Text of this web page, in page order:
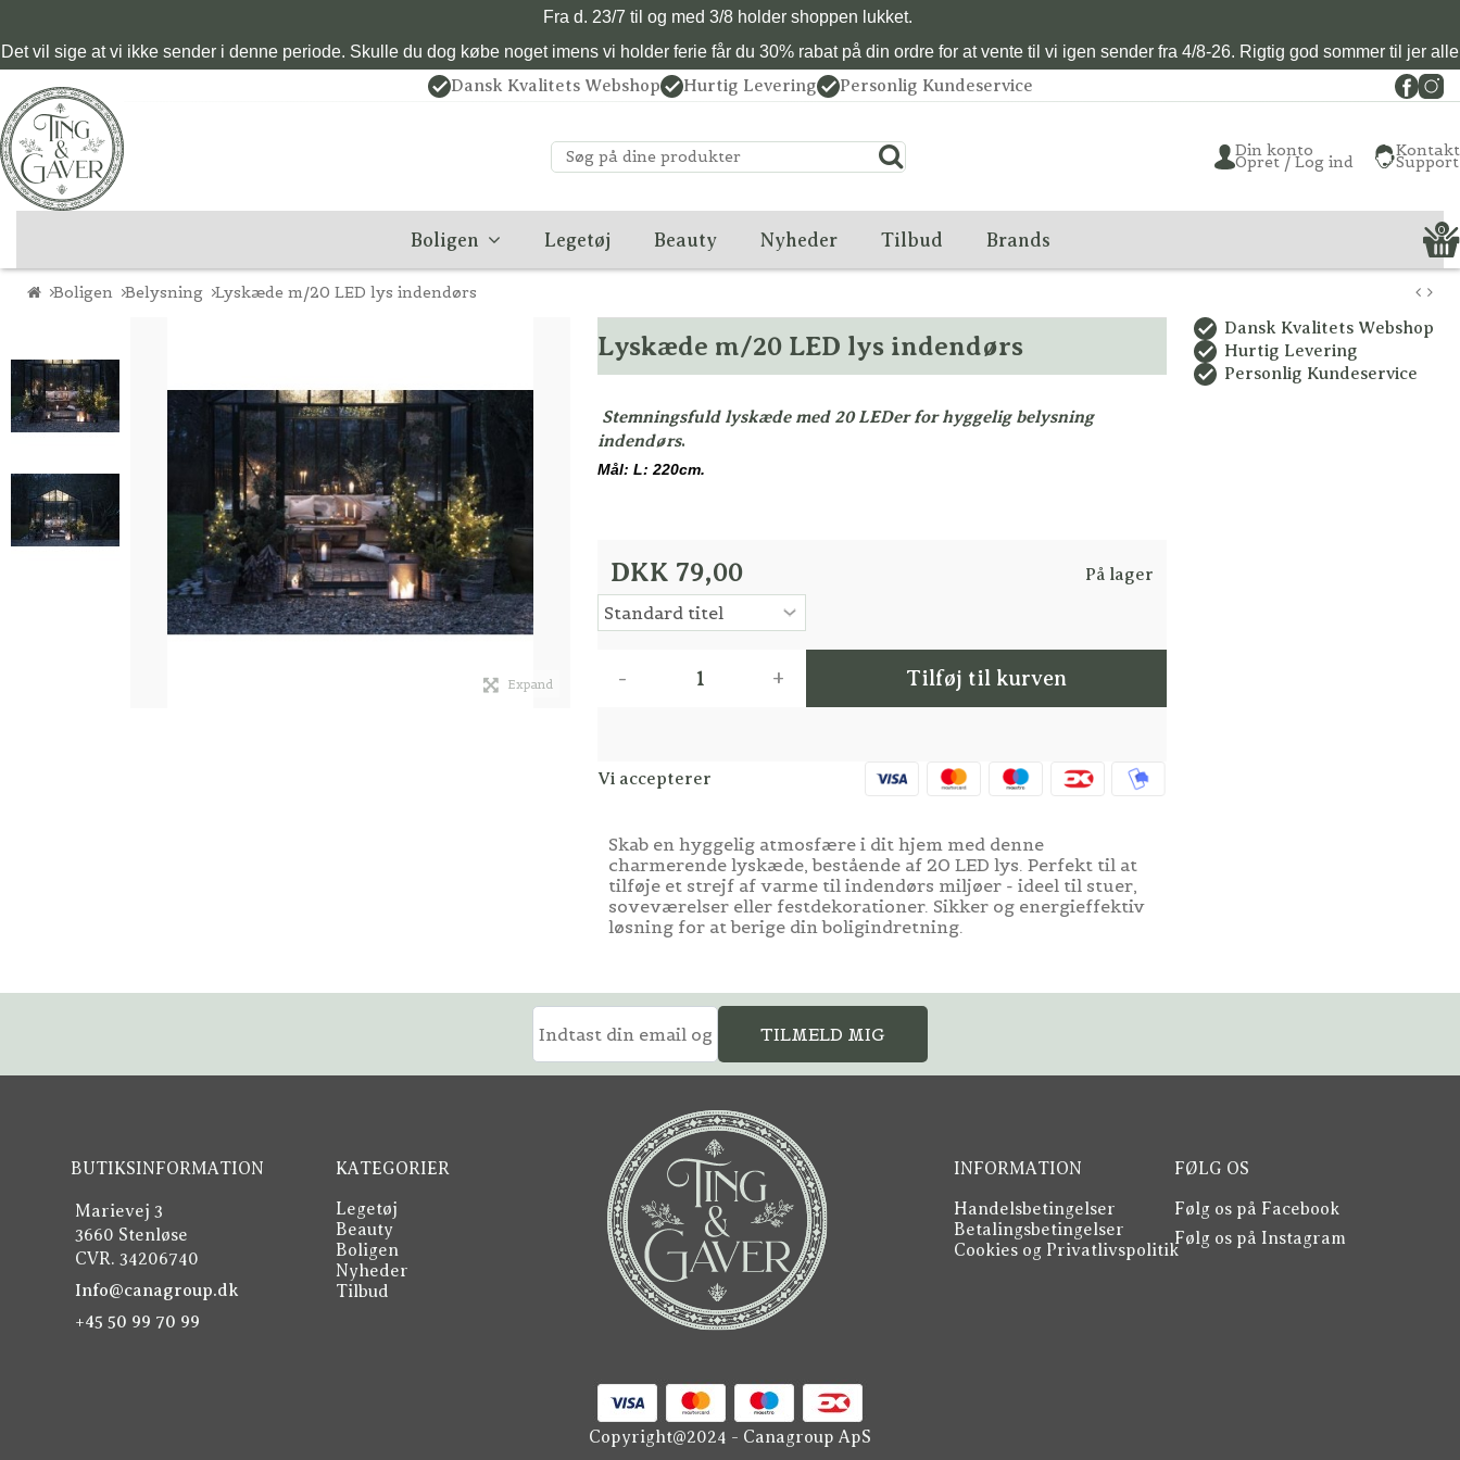
Fra d. 23/7 til og med 3/8 holder shoppen lukket.
Det vil sige at vi ikke sender i denne periode. Skulle du dog købe noget imens vi holder ferie får du 30% rabat på din ordre for at vente til vi igen sender fra 4/8-26. Rigtig god sommer til jer alle
Dansk Kvalitets Webshop Hurtig Levering Personlig Kundeservice
Din konto
Opret / Log ind
Kontakt
Support
Boligen Legetøj Beauty Nyheder Tilbud Brands 0
Boligen Belysning Lyskæde m/20 LED lys indendørs
Expand
Lyskæde m/20 LED lys indendørs
Stemningsfuld lyskæde med 20 LEDer for hyggelig belysning
indendørs.
Mål: L: 220cm.
DKK 79,00 På lager
- + Tilføj til kurven
Vi accepterer
Dansk Kvalitets Webshop
Hurtig Levering
Personlig Kundeservice
Skab en hyggelig atmosfære i dit hjem med denne
charmerende lyskæde, bestående af 20 LED lys. Perfekt til at
tilføje et strejf af varme til indendørs miljøer - ideel til stuer,
soveværelser eller festdekorationer. Sikker og energieffektiv
løsning for at berige din boligindretning.
TILMELD MIG
BUTIKSINFORMATION
Marievej 3
3660 Stenløse
CVR. 34206740
Info@canagroup.dk
+45 50 99 70 99
KATEGORIER
Legetøj
Beauty
Boligen
Nyheder
Tilbud
INFORMATION
Handelsbetingelser
Betalingsbetingelser
Cookies og Privatlivspolitik
FØLG OS
Følg os på Facebook
Følg os på Instagram
Copyright@2024 - Canagroup ApS